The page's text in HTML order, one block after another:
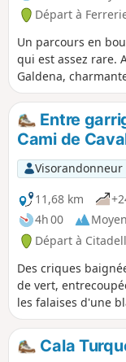
fatigue, car on
détour d'une
Départ à
Un parcours en
qui est assez rare.
Galdena,
Sud de Minorque,
quelques unes des
calanques de
Trebaluger, Plage
résister aux eaux
blanc qui vous
varier les plaisirs,
célèbre Cami de
incontournable
intégral de l'île. La
fait sur des
s'égarer.
Entre
Cami de
Visorandonneur
11,68 km
4h 00
Départ à
Des criques
de vert,
les falaises d'une
retour sur le Cami
garrigue, sans
bien balisé, et
Cala